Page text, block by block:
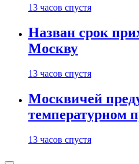
13 часов спустя
Назван срок
Москву
13 часов спустя
Москвичей
температурном
13 часов спустя